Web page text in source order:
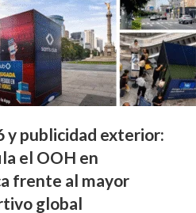
y publicidad exterior:
el OOH en
frente al mayor
global